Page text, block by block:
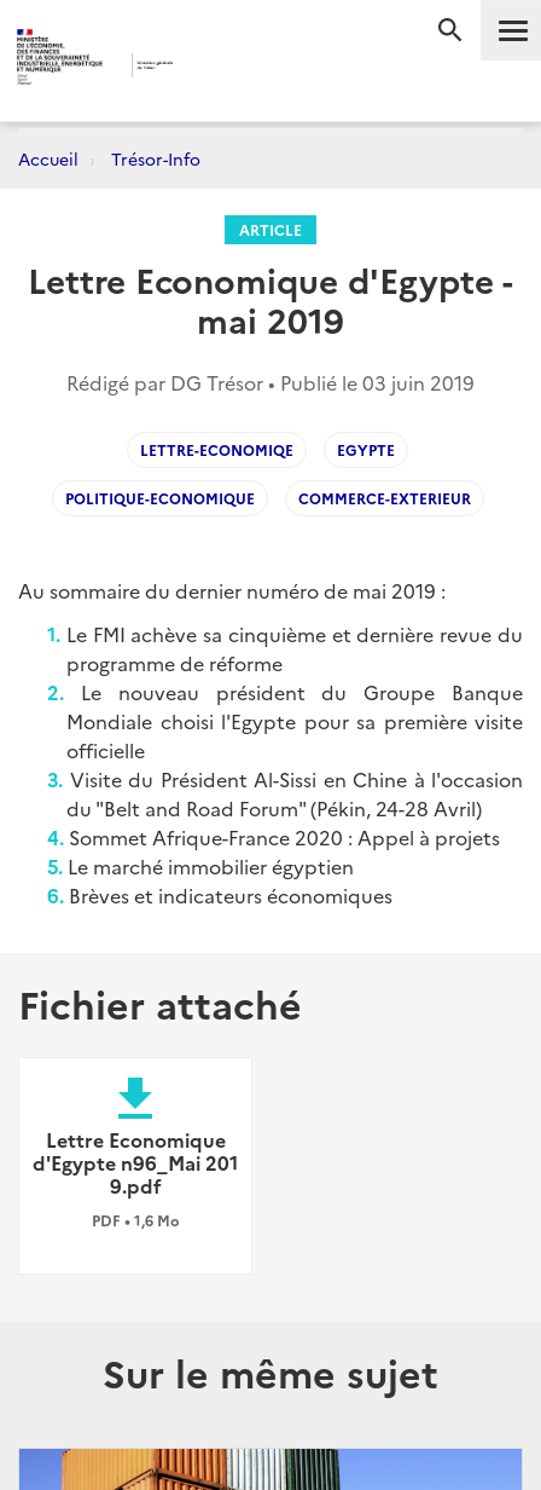
Accueil Trésor-Info
ARTICLE
Lettre Economique d'Egypte -
mai 2019
Rédigé par DG Trésor • Publié le03 juin 2019
LETTRE-ECONOMIQE EGYPTE
POLITIQUE-ECONOMIQUE COMMERCE-EXTERIEUR
Au sommaire du dernier numéro de mai 2019 :
Le FMI achève sa cinquième et dernière revue du
programme de réforme
Le nouveau président du Groupe Banque
Mondiale choisi l'Egypte pour sa première visite
officielle
Visite du Président Al-Sissi en Chine à l'occasion
du "Belt and Road Forum" (Pékin, 24-28 Avril)
Sommet Afrique-France 2020 : Appel à projets
Le marché immobilier égyptien
Brèves et indicateurs économiques
Fichier attaché
file_download
Lettre Economique
d'Egypte n96_Mai 201
9.pdf
PDF • 1,6 Mo
Sur le même sujet